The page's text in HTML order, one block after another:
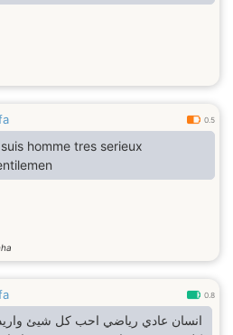
0.5
homme tres serieux
0.8
انسان عادي رياضي احب كل شيئ